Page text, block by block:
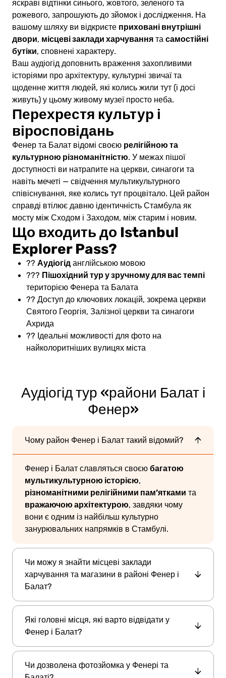
яскраві відтінки синього, жовтого, зеленого та
рожевого, запрошують до зйомок і дослідження. На
вашому шляху ви відкриєте приховані внутрішні
двори, місцеві заклади харчування та самостійні
бутіки, сповнені характеру.
Ваш аудіогід доповнить враження захопливими
історіями про архітектуру, культурні звичаї та
щоденне життя людей, які колись жили тут (і досі
живуть) у цьому живому музеї просто неба.
Перехрестя культур і
віросповідань
Фенер та Балат відомі своєю релігійною та
культурною різноманітністю. У межах пішої
доступності ви натрапите на церкви, синагоги та
навіть мечеті — свідчення мультикультурного
співіснування, яке колись тут процвітало. Цей район
справді втілює давню ідентичність Стамбула як
мосту між Сходом і Заходом, між старим і новим.
Що входить до Istanbul
Explorer Pass?
?? Аудіогід англійською мовою
??? Пішохідний тур у зручному для вас темпі
територією Фенера та Балата
?? Доступ до ключових локацій, зокрема церкви
Святого Георгія, Залізної церкви та синагоги
Ахрида
?? Ідеальні можливості для фото на
найколоритніших вулицях міста
Аудіогід тур «райони Балат і
Фенер»
Чому район Фенер і Балат такий відомий?
Фенер і Балат славляться своєю багатою
мультикультурною історією,
різноманітними релігійними пам’ятками та
вражаючою архітектурою, завдяки чому
вони є одним із найбільш культурно
занурювальних напрямків в Стамбулі.
Чи можу я знайти місцеві заклади
харчування та магазини в районі Фенер і
Балат?
Безумовно. У цьому районі повно
аутентичних кафе традиційних пекарень і
місцевих бутіків
роботи та антикваріат.
Які головні місця, які варто відвідати у
Фенер і Балат?
Не пропустіть Церкву Святого Георгія
болгарську Церкву заліза, синагогу Ахріда
Чи дозволена фотозйомка у Фенері та